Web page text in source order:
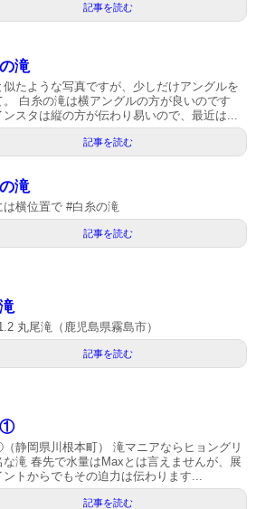
記事を読む
滝
似たような写真ですが、少しだけアングルを
。 白糸の滝は横アングルの方が良いのです
ンスタは縦の方が伝わり易いので、最近は...
記事を読む
滝
は横位置で #白糸の滝
記事を読む
丸尾滝（鹿児島県霧島市）
記事を読む
①
静岡県川根本町） 滝マニアならヒョングリ
な滝 春先で水量はMaxとは言えませんが、展
ントからでもその迫力は伝わります...
記事を読む